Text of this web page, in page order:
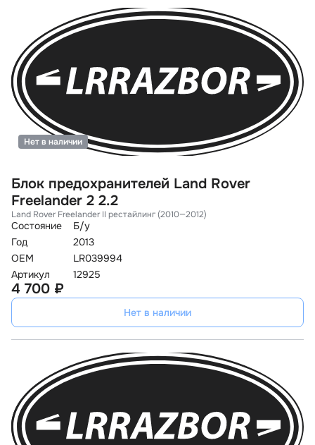
Блок предохранителей Land Rover
Freelander 2 2.2
Land Rover Freelander II рестайлинг (2010—2012)
Состояние
Б/у
Год
2013
OEM
LR039994
Артикул
12925
Нет в наличии
4 700 ₽
Нет в наличии